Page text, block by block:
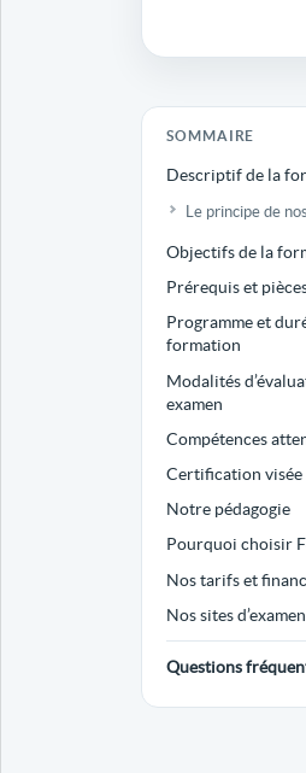
SOMMAIRE
Descriptif de la
Le principe de
Objectifs de la
Prérequis et
Programme et
formation
Modalités
examen
Compétences
Certification visée
Notre pédagogie
Pourquoi choisir
Nos tarifs et
Nos sites
Questions